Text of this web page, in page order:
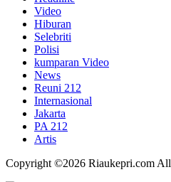
Video
Hiburan
Selebriti
Polisi
kumparan Video
News
Reuni 212
Internasional
Jakarta
PA 212
Artis
Copyright ©2026 Riaukepri.com All